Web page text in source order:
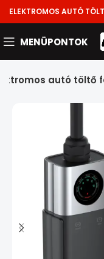
ELEKTROMOS AUTÓ
MENÜPONTOK
autó töltő